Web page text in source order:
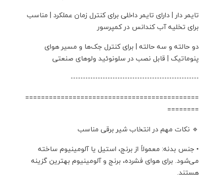
تایمر دار | دارای تایمر داخلی برای کنترل زمان عملکرد | مناسب
برای تخلیه آب کندانس در کمپرسور
دو حالته و سه حالته | برای کنترل جک‌ها و مسیر هوای
پنوماتیک | قابل نصب در سلونوئید ولوهای صنعتی
----------------------------------------------------
============================================
========
🔹 نکات مهم در انتخاب شیر برقی مناسب
• جنس بدنه: معمولاً از برنج، استیل یا آلومینیوم ساخته
می‌شود. برای هوای فشرده، برنج و آلومینیوم بهترین گزینه
هستند.